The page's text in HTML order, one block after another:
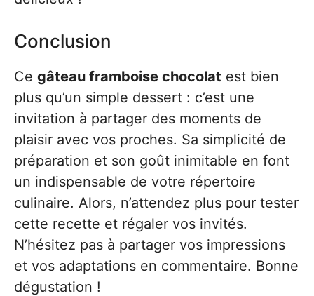
Conclusion
Ce gâteau framboise chocolat est bien
plus qu’un simple dessert : c’est une
invitation à partager des moments de
plaisir avec vos proches. Sa simplicité de
préparation et son goût inimitable en font
un indispensable de votre répertoire
culinaire. Alors, n’attendez plus pour tester
cette recette et régaler vos invités.
N’hésitez pas à partager vos impressions
et vos adaptations en commentaire. Bonne
dégustation !